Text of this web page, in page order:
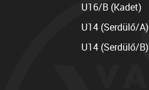
U16/B (Kadet)
U14 (Serdülő/A)
U14 (Serdülő/B)